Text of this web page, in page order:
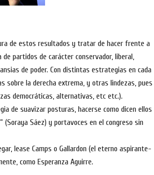
de estos resultados y tratar de hacer frente a
partidos de carácter conservador, liberal,
de poder. Con distintas estrategias en cada
sobre la derecha extrema, y otras lindezas, pues
democráticas, alternativas, etc etc.).
de suavizar posturas, hacerse como dicen ellos
(Soraya Sáez) y portavoces en el congreso sin
lease Camps o Gallardon (el eterno aspirante-
como Esperanza Aguirre.